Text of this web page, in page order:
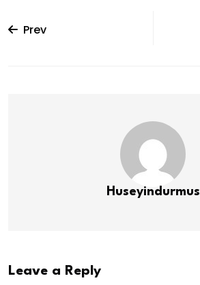
Prev
Huseyindurmus
Leave a Reply